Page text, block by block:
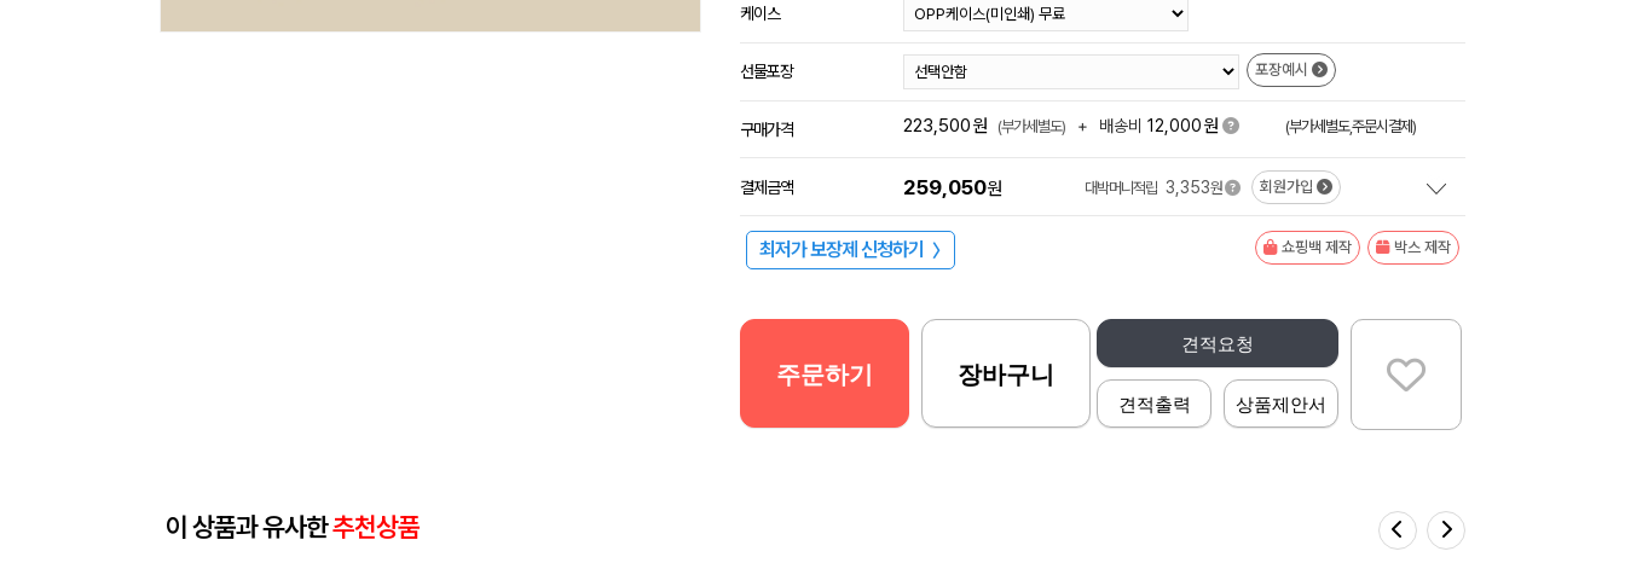
케이스
선물포장 포장예시
구매가격 223,500원 (부가세별도) + 배송비 12,000원 (부가세별도,주문시결제)
결제금액 259,050원 대박머니적립 3,353원 회원가입
최저가 보장제 신청하기 〉 쇼핑백 제작 박스 제작
견적요청
견적출력 상품제안서
주문하기 장바구니
이 상품과 유사한추천상품